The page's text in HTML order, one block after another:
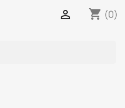
shopping_cart (0)
